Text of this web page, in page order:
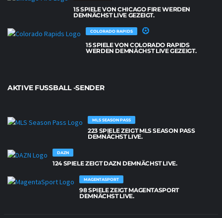
15 SPIELE VON CHICAGO FIRE WERDEN
DEMNÄCHST LIVE GEZEIGT.
COLORADO RAPIDS
15 SPIELE VON COLORADO RAPIDS
WERDEN DEMNÄCHST LIVE GEZEIGT.
AKTIVE FUSSBALL -SENDER
MLS SEASON PASS
223 SPIELE ZEIGT MLS SEASON PASS
DEMNÄCHST LIVE.
DAZN
124 SPIELE ZEIGT DAZN DEMNÄCHST LIVE.
MAGENTASPORT
98 SPIELE ZEIGT MAGENTASPORT
DEMNÄCHST LIVE.